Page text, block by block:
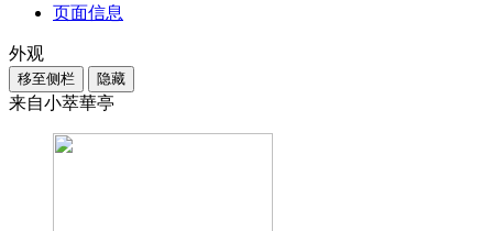
页面信息
外观
移至侧栏 隐藏
来自小萃華亭